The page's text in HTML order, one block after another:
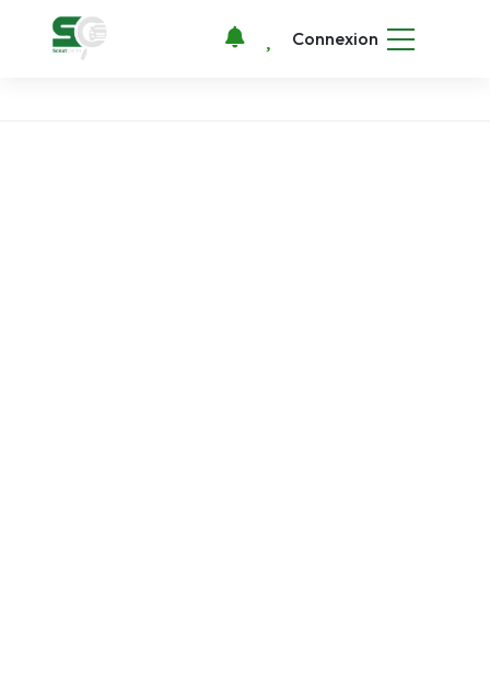
Connexion